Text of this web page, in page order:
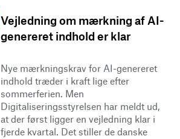
Vejledning om mærkning af AI-
genereret indhold er klar
Nye mærkningskrav for AI-genereret
indhold træder i kraft lige efter
sommerferien. Men
Digitaliseringsstyrelsen har meldt ud,
at der først ligger en vejledning klar i
fjerde kvartal. Det stiller de danske